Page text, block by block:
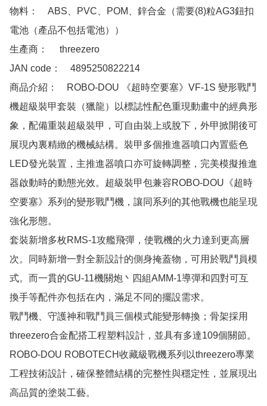
物料：　ABS、PVC、POM、鋅合金（需要(8)粒AG3鈕扣
電池（產品不包括電池））
生產商：　 threezero
JAN code：　4895250822214
商品介紹：　ROBO-DOU 《超時空要塞》VF-1S 變形戰鬥
機超級裝甲套裝（獵龍）以標誌性配色重現動畫中的經典形
象，配備重裝超級裝甲，可自由裝上或脫下，外甲掀開後可
展現內裏精緻的機械結構。裝甲多個推進器噴口內置藍色
LED發光裝置，主推進器噴口亦可旋轉調整，完美模擬推進
器啟動時的動態光效。超級裝甲包兼容ROBO-DOU《超時
空要塞》系列的變形戰鬥機，讓同系列的其他戰機也能呈現
強化形態。
套裝新增多枚RMS-1攻艦飛彈，使戰機的火力達到更高層
次。同時新增一對全新設計的側身掩蓋物，可用於戰鬥員模
式。而一貫的GU-11機關炮丶四組AMM-1導彈和四對可互
換手等配件亦包括在內，滿足不同的擺設需求。​
戰鬥機、守護神和戰鬥員三個模式能變形轉換；骨架採用
threezero合金配搭工程塑料設計，並具有多達109個關節。
ROBO-DOU ROBOTECH收藏級戰機系列以threezero專業
工程技術設計，確保整體結構的完整性與穩定性，並展現出
高品質的塗裝工藝。